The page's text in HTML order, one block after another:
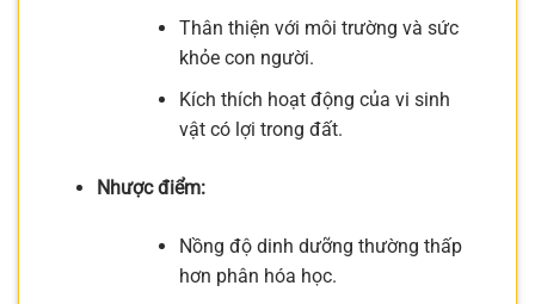
Thân thiện với môi trường và sức
khỏe con người.
Kích thích hoạt động của vi sinh
vật có lợi trong đất.
Nhược điểm:
Nồng độ dinh dưỡng thường thấp
hơn phân hóa học.